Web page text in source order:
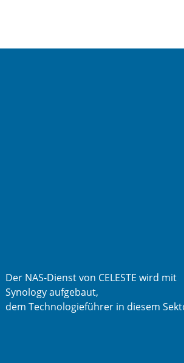
Der NAS-Dienst von CELESTE wird mit
Synology aufgebaut,
dem Technologieführer in diesem